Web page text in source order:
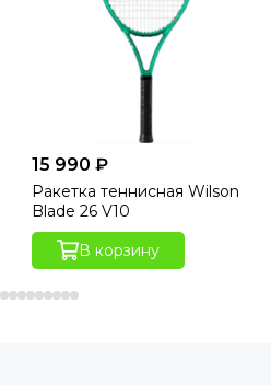
15 990 ₽
Ракетка теннисная Wilson
Blade 26 V10
В корзину